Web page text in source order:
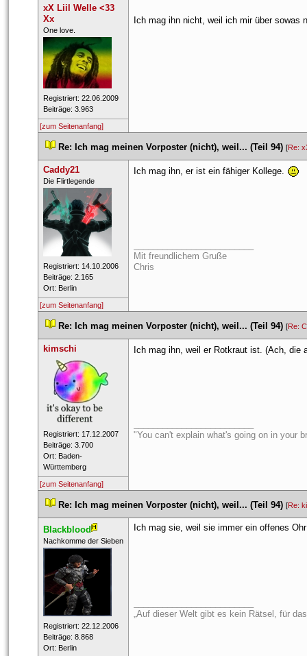
xX Liil Welle <33
Xx
​One love.
Registriert: 22.06.2009
Beiträge: 3.963
Ich mag ihn nicht, weil ich mir über sowas
[zum Seitenanfang]
Re: Ich mag meinen Vorposter (nicht), weil... (Teil 94) [Re:
Caddy21
​Die Flirtlegende
Registriert: 14.10.2006
Beiträge: 2.165
Ort: Berlin
Ich mag ihn, er ist ein fähiger Kollege.
Mit freundlichem Gruße
Chri
[zum Seitenanfang]
Re: Ich mag meinen Vorposter (nicht), weil... (Teil 94) [Re:
kimschi
Registriert: 17.12.2007
Beiträge: 3.700
Ort: Baden-
Württemberg
Ich mag ihn, weil er Rotkraut ist. (Ach, die
"You can't explain what's going on in your
[zum Seitenanfang]
Re: Ich mag meinen Vorposter (nicht), weil... (Teil 94) [Re:
Blackblood
​Nachkomme der Sieben
Registriert: 22.12.2006
Beiträge: 8.868
Ort: Berlin
Ich mag sie, weil sie immer ein offenes
„Auf dieser Welt gibt es kein Rätsel, für